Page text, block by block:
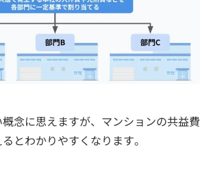
念に思えますが、マンションの共益費
とわかりやすくなります。